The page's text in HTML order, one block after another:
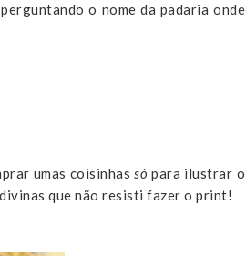
o nome da padaria onde
umas coisinhassó para ilustrar o
que não resisti fazer o print!